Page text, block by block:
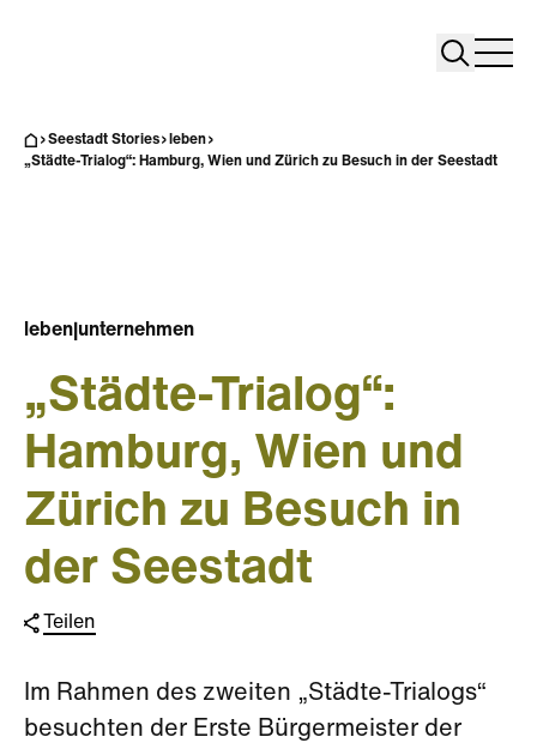
Search
Seestadt Stories
leben
„Städte-Trialog“: Hamburg, Wien und Zürich zu Besuch in der Seestadt
leben unternehmen
„Städte-Trialog“:
Hamburg, Wien und
Zürich zu Besuch in
der Seestadt
Teilen
Im Rahmen des zweiten „Städte-Trialogs“
besuchten der Erste Bürgermeister der